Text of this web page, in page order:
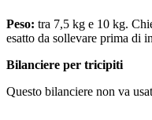
Peso: tra 7,5 kg e 10 kg.
esatto da sollevare prima di
Bilanciere per tricipiti
Questo bilanciere non va